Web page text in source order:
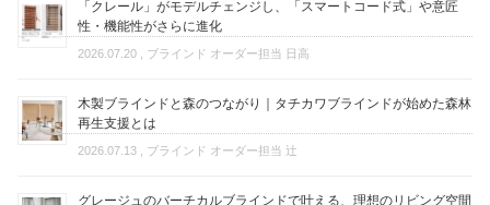
「クレール」がモデルチェンジし、「スマートコード式」や意匠
性・機能性がさらに進化
2026.07.20 , ブラインド オーダー担当 日高
木製ブラインドと森のつながり｜タチカワブラインドが始めた森林
再生支援とは
2026.07.13 , ブラインド オーダー担当 辻
グレージュのバーチカルブラインドで叶える、理想のリビング空間